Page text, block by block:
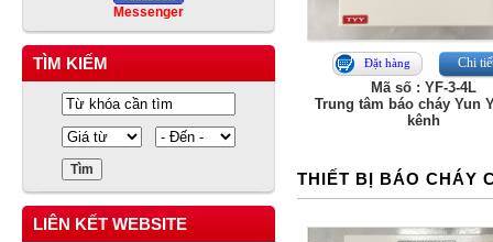
Messenger
TÌM KIẾM
LIÊN KẾT WEBSITE
Đặt hàng Chi
Mã số : YF-3-4L
Trung tâm báo cháy Yun
kênh
THIẾT BỊ BÁO CHÁY